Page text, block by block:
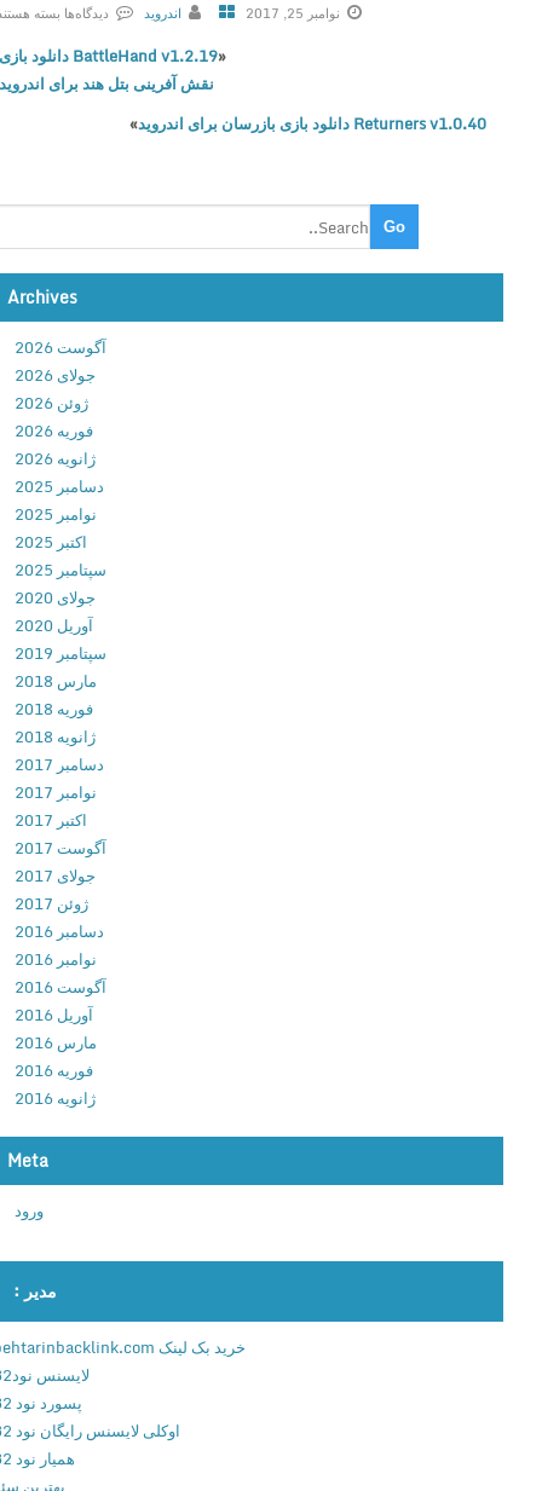
نوامبر 25, 2017 اندروید
دیدگاه‌ها
ر
ا
u
a
r
C
h
a
l
l
e
g
e
3
v
2
.
0
1
د
ن
ل
و
د
ب
ا
ز
ی
چ
ا
ش
ی
ک
ا
ب
بسته هستند
BattleHand v1.2.19 دانلود بازی
نقش آفرینی بتل هند برای اندروید
Returners v1.0.40 دانلود بازی بازرسان برای اندروید
»
Archives
آگوست 2026
جولای 2026
ژوئن 2026
فوریه 2026
ژانویه 2026
دسامبر 2025
نوامبر 2025
سپتامبر 2025
جولای 2020
آوریل 2020
سپتامبر 2019
مارس 2018
فوریه 2018
ژانویه 2018
دسامبر 2017
نوامبر 2017
آگوست 2017
جولای 2017
ژوئن 2017
دسامبر 2016
نوامبر 2016
آگوست 2016
آوریل 2016
مارس 2016
فوریه 2016
ژانویه 2016
Meta
مدیر :
خرید بک لینک behtarinbacklink.com
لایسنس نود32
پسورد نود 32
اوکلی لایسنس رایگان نود 32
همیار نود 32